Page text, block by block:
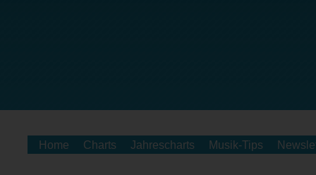
Home Charts Jahrescharts Musik-Tips